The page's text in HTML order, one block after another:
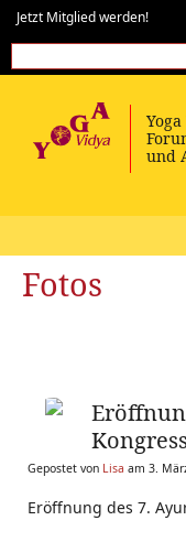
Jetzt Mitglied werden!
Fotos
Gepostet von Lisa am 3.
Eröffnung des 7.